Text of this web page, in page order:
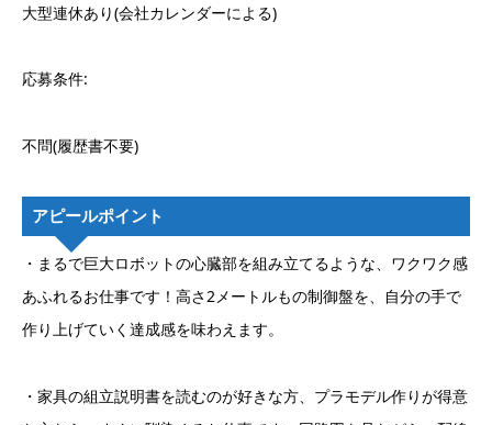
大型連休あり(会社カレンダーによる)
応募条件:
不問(履歴書不要)
アピールポイント
・まるで巨大ロボットの心臓部を組み立てるような、ワクワク感
あふれるお仕事です！高さ2メートルもの制御盤を、自分の手で
作り上げていく達成感を味わえます。
・家具の組立説明書を読むのが好きな方、プラモデル作りが得意